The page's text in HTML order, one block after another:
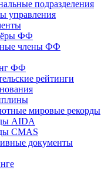
подразделения
управления
ФФ
члены ФФ
ФФ
рейтинги
мировые рекорды
AIDA
CMAS
документы